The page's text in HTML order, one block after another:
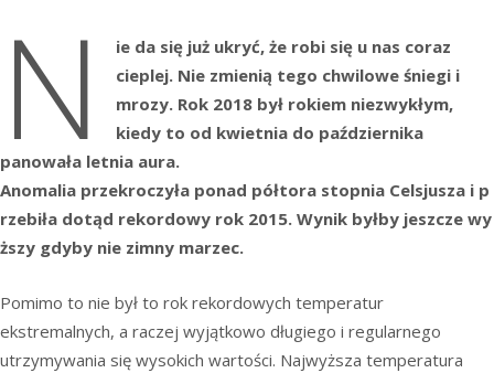
N
ie da się już ukryć, że robi się u nas coraz
cieplej. Nie zmienią tego chwilowe śniegi i
mrozy. Rok 2018 był rokiem niezwykłym,
kiedy to od kwietnia do października
panowała letnia aura.
Anomalia przekroczyła ponad półtora stopnia Celsjusza i p
rzebiła dotąd rekordowy rok 2015. Wynik byłby jeszcze wy
ższy gdyby nie zimny marzec.
Pomimo to nie był to rok rekordowych temperatur
ekstremalnych, a raczej wyjątkowo długiego i regularnego
utrzymywania się wysokich wartości. Najwyższa temperatura